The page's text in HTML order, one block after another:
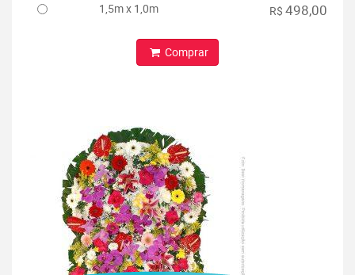
1,5m x 1,0m R$ 498,00
Comprar